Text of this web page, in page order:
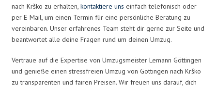
nach Krško zu erhalten, kontaktiere uns einfach telefonisch oder
per E-Mail, um einen Termin für eine persönliche Beratung zu
vereinbaren. Unser erfahrenes Team steht dir gerne zur Seite und
beantwortet alle deine Fragen rund um deinen Umzug.
Vertraue auf die Expertise von Umzugsmeister Lemann Göttingen
und genieße einen stressfreien Umzug von Göttingen nach Krško
zu transparenten und fairen Preisen. Wir freuen uns darauf, dich